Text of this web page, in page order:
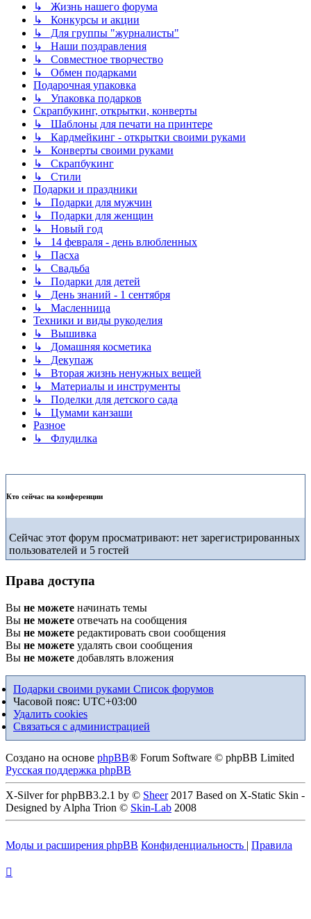
↳ Жизнь нашего форума
↳ Конкурсы и акции
↳ Для группы "журналисты"
↳ Наши поздравления
↳ Совместное творчество
↳ Обмен подарками
Подарочная упаковка
↳ Упаковка подарков
Скрапбукинг, открытки, конверты
↳ Шаблоны для печати на принтере
↳ Кардмейкинг - открытки своими руками
↳ Конверты своими руками
↳ Скрапбукинг
↳ Стили
Подарки и праздники
↳ Подарки для мужчин
↳ Подарки для женщин
↳ Новый год
↳ 14 февраля - день влюбленных
↳ Пасха
↳ Свадьба
↳ Подарки для детей
↳ День знаний - 1 сентября
↳ Масленница
Техники и виды рукоделия
↳ Вышивка
↳ Домашняя косметика
↳ Декупаж
↳ Вторая жизнь ненужных вещей
↳ Материалы и инструменты
↳ Поделки для детского сада
↳ Цумами канзаши
Разное
↳ Флудилка
Кто сейчас на конференции
Сейчас этот форум просматривают: нет зарегистрированных
пользователей и 5 гостей
Права доступа
Вы не можете начинать темы
Вы не можете отвечать на сообщения
Вы не можете редактировать свои сообщения
Вы не можете удалять свои сообщения
Вы не можете добавлять вложения
Подарки своими руками Список форумов
Часовой пояс: UTC+03:00
Удалить cookies
Связаться с администрацией
Создано на основе phpBB® Forum Software © phpBB Limited
Русская поддержка phpBB
X-Silver for phpBB3.2.1 by © Sheer2017 Based on X-Static Skin -
Designed by Alpha Trion © Skin-Lab 2008
Моды и расширения phpBB Конфиденциальность | Правила